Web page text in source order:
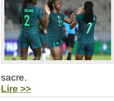
sacre.
Lire >>